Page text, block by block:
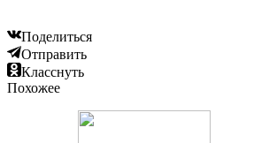
Поделиться
Отправить
Класснуть
Похожее